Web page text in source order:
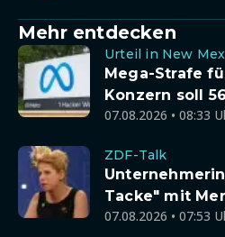
Mehr entdecken
Urteil in New
Mega-Strafe
Konzern soll
07.08.2026 • 08:33
ZDF-Talk
Tacke" mit
07.08.2026 • 07:53